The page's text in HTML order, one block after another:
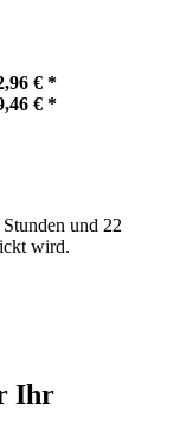
€ *
€ *
und 22
wird.
Ihr